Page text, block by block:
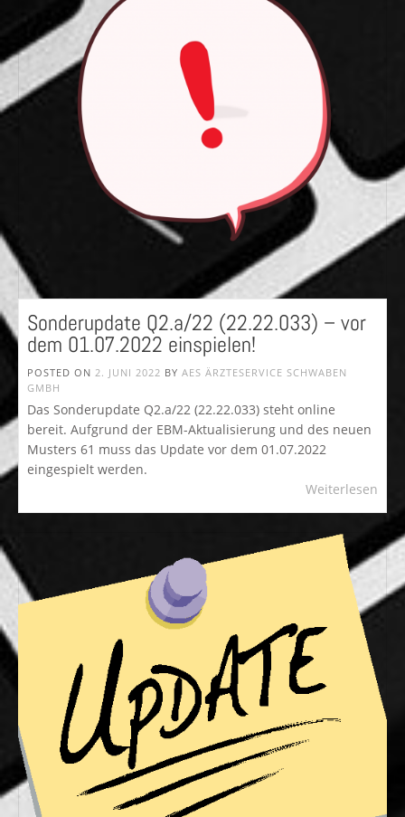
Sonderupdate Q2.a/22 (22.22.033) – vor
dem 01.07.2022 einspielen!
POSTED ON 2. JUNI 2022 BY AES ÄRZTESERVICE SCHWABEN
GMBH
Das Sonderupdate Q2.a/22 (22.22.033) steht online
bereit. Aufgrund der EBM-Aktualisierung und des neuen
Musters 61 muss das Update vor dem 01.07.2022
eingespielt werden.
Weiterlesen